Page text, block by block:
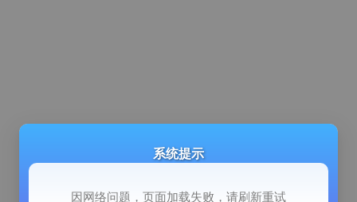
系统提示
因网络问题，页面加载失败，请刷新重试